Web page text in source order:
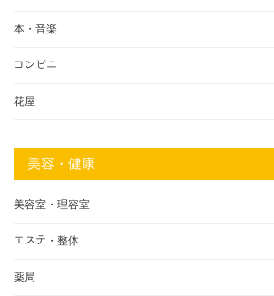
本・音楽
コンビニ
花屋
美容・健康
美容室・理容室
エステ・整体
薬局